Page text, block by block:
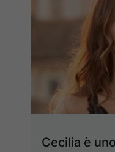
Cecilia è